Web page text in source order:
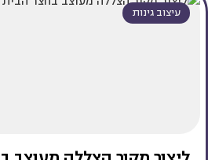
עיצוב גינות